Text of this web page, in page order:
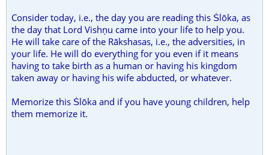
Consider today, i.e., the day you are reading this Ṡlōka, as
the day that Lord Vishṇu came into your life to help you.
He will take care of the Rākshasas, i.e., the adversities, in
your life. He will do everything for you even if it means
having to take birth as a human or having his kingdom
taken away or having his wife abducted, or whatever.
Memorize this Ṡlōka and if you have young children, help
them memorize it.